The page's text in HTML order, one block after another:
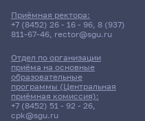
Приёмная ректора:
+7 (8452) 26 - 16 - 96, 8 (937)
811-67-46, rector@sgu.ru
Отдел по организации
приёма на основные
образовательные
программы (Центральная
приёмная комиссия):
+7 (8452) 51 - 92 - 26,
cpk@sgu.ru